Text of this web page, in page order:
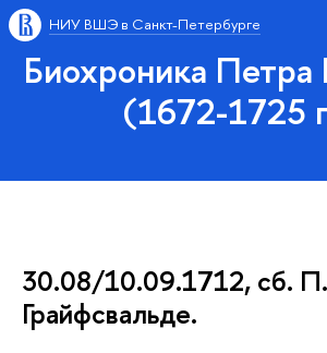
НИУ ВШЭ в Санкт-Петербурге
Биохроника Петра
(1672-1725
30.08/10.09.1712, сб.
Грайфсвальде.